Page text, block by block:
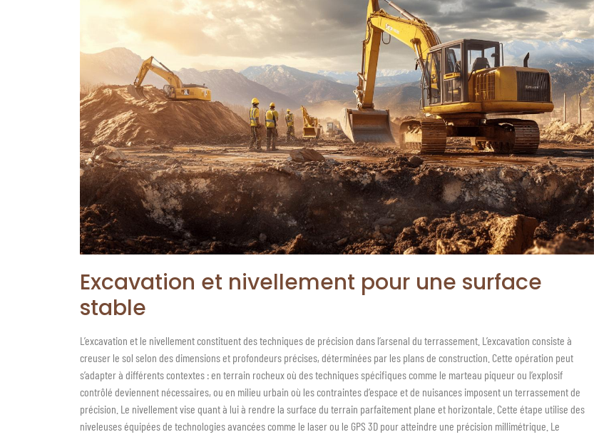
Excavation et nivellement pour une surface
stable
L’excavation et le nivellement constituent des techniques de précision dans l’arsenal du terrassement. L’excavation consiste à
creuser le sol selon des dimensions et profondeurs précises, déterminées par les plans de construction. Cette opération peut
s’adapter à différents contextes : en terrain rocheux où des techniques spécifiques comme le marteau piqueur ou l’explosif
contrôlé deviennent nécessaires, ou en milieu urbain où les contraintes d’espace et de nuisances imposent un terrassement de
précision. Le nivellement vise quant à lui à rendre la surface du terrain parfaitement plane et horizontale. Cette étape utilise des
niveleuses équipées de technologies avancées comme le laser ou le GPS 3D pour atteindre une précision millimétrique. Le